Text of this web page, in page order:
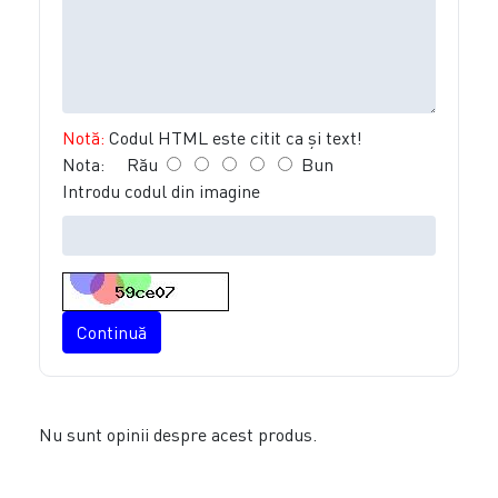
Notă: Codul HTML este citit ca şi text!
Nota: Rău
Bun
Introdu codul din imagine
Continuă
Nu sunt opinii despre acest produs.